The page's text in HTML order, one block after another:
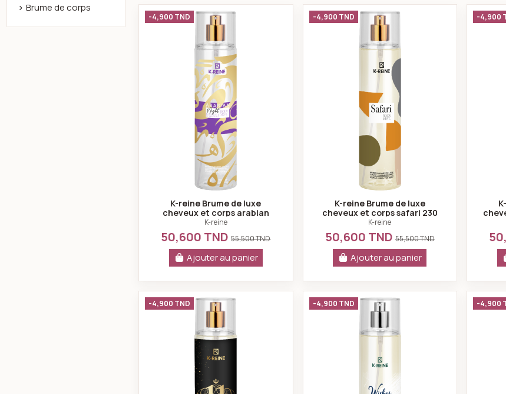
K-reine Brume de luxe cheveux et corps arabian night 230 ml
-4,900 TND
K-reine Brume de luxe
cheveux et corps arabian
night 230 ml
K-reine
50,600 TND55,500 TND
Ajouter au panier
K-reine Brume de luxe
-4,900 TND
K-reine Brume de luxe
cheveux et corps safari 230
ml
K-reine
50,600 TND55,500 TND
Ajouter au panier
-4,900
K-reine Brume de luxe cheveux et corps after eleven 230 ml
-4,900 TND K-reine Brume de luxe
-4,900 TND -4,900
Brume de corps